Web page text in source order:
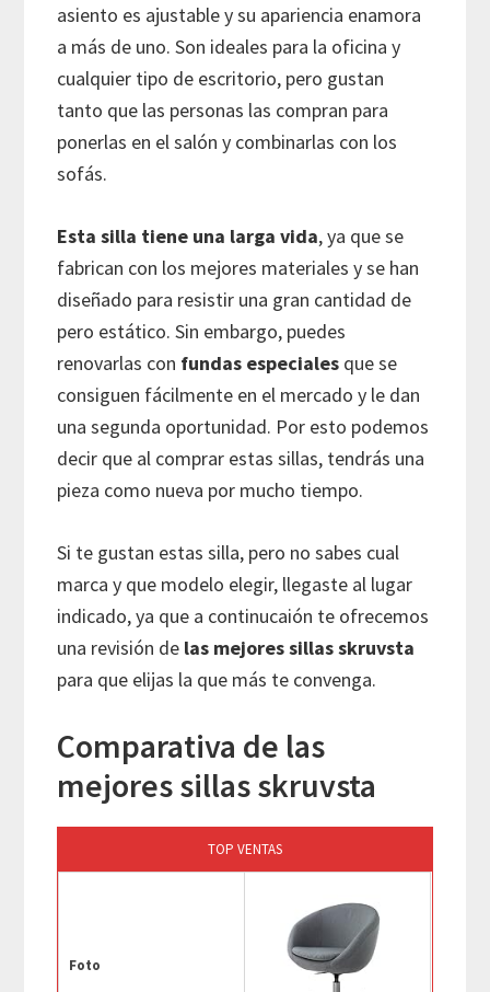
asiento es ajustable y su apariencia enamora
a más de uno. Son ideales para la oficina y
cualquier tipo de escritorio, pero gustan
tanto que las personas las compran para
ponerlas en el salón y combinarlas con los
sofás.
Esta silla tiene una larga vida, ya que se
fabrican con los mejores materiales y se han
diseñado para resistir una gran cantidad de
pero estático. Sin embargo, puedes
renovarlas con fundas especiales que se
consiguen fácilmente en el mercado y le dan
una segunda oportunidad. Por esto podemos
decir que al comprar estas sillas, tendrás una
pieza como nueva por mucho tiempo.
Si te gustan estas silla, pero no sabes cual
marca y que modelo elegir, llegaste al lugar
indicado, ya que a continucaión te ofrecemos
una revisión de las mejores sillas skruvsta
para que elijas la que más te convenga.
Comparativa de las
mejores sillas skruvsta
TOP VENTAS
Foto